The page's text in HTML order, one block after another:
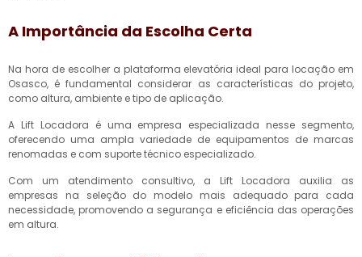
A Importância da Escolha Certa
Na hora de escolher a plataforma elevatória ideal para locação em
Osasco, é fundamental considerar as características do projeto,
como altura, ambiente e tipo de aplicação.
A Lift Locadora é uma empresa especializada nesse segmento,
oferecendo uma ampla variedade de equipamentos de marcas
renomadas e com suporte técnico especializado.
Com um atendimento consultivo, a Lift Locadora auxilia as
empresas na seleção do modelo mais adequado para cada
necessidade, promovendo a segurança e eficiência das operações
em altura.